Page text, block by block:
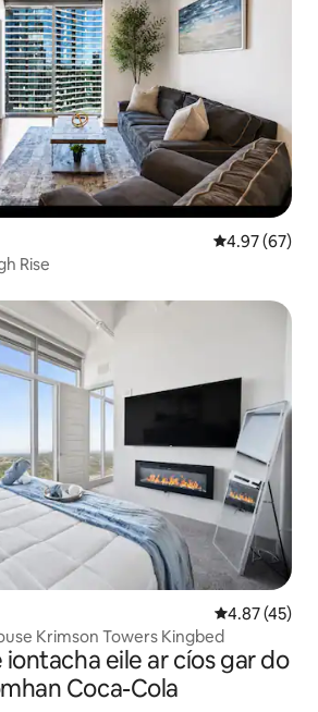
Meánrátáil
4.97 (67)
Rise
Meánrátáil
4.87 (45)
Krimson Towers Kingbed
iontacha eile ar cíos gar do
Coca-Cola